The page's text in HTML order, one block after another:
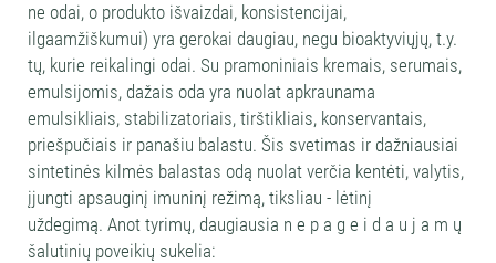
ne odai, o produkto išvaizdai, konsistencijai,
ilgaamžiškumui) yra gerokai daugiau, negu bioaktyviųjų, t.y.
tų, kurie reikalingi odai. Su pramoniniais kremais, serumais,
emulsijomis, dažais oda yra nuolat apkraunama
emulsikliais, stabilizatoriais, tirštikliais, konservantais,
priešpučiais ir panašiu balastu. Šis svetimas ir dažniausiai
sintetinės kilmės balastas odą nuolat verčia kentėti, valytis,
įjungti apsauginį imuninį režimą, tiksliau - lėtinį
uždegimą. Anot tyrimų, daugiausia n e p a g e i d a u j a m ų
šalutinių poveikių sukelia: